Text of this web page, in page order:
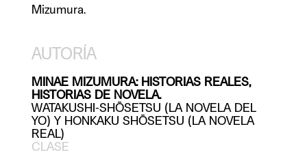
Mizumura.
AUTORÍA
MINAE MIZUMURA: HISTORIAS REALES,
HISTORIAS DE NOVELA.
WATAKUSHI-SHŌSETSU (LA NOVELA DEL
YO) Y HONKAKU SHŌSETSU (LA NOVELA
CLASE